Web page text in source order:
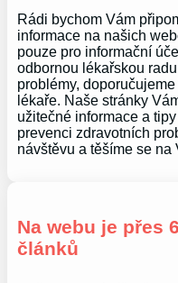
Rádi bychom Vám
informace na našich
pouze pro informační
odbornou lékařskou
problémy,
lékaře. Naše stránky
užitečné informace a
prevenci zdravotních
návštěvu a těšíme se na
Na webu je přes
článků